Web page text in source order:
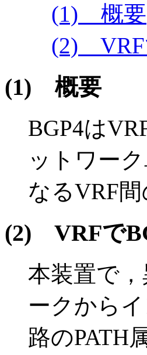
(1) 概要
(2) VRF
(1)概要
BGP4は
ットワー
なるVRF
(2) VRFで
本装置で
ークから
路のPATH